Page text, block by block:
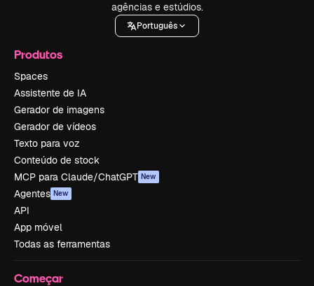
agências e estúdios.
Português
Produtos
Spaces
Assistente de IA
Gerador de imagens
Gerador de vídeos
Texto para voz
Conteúdo de stock
MCP para Claude/ChatGPT New
Agentes New
API
App móvel
Todas as ferramentas
Começar